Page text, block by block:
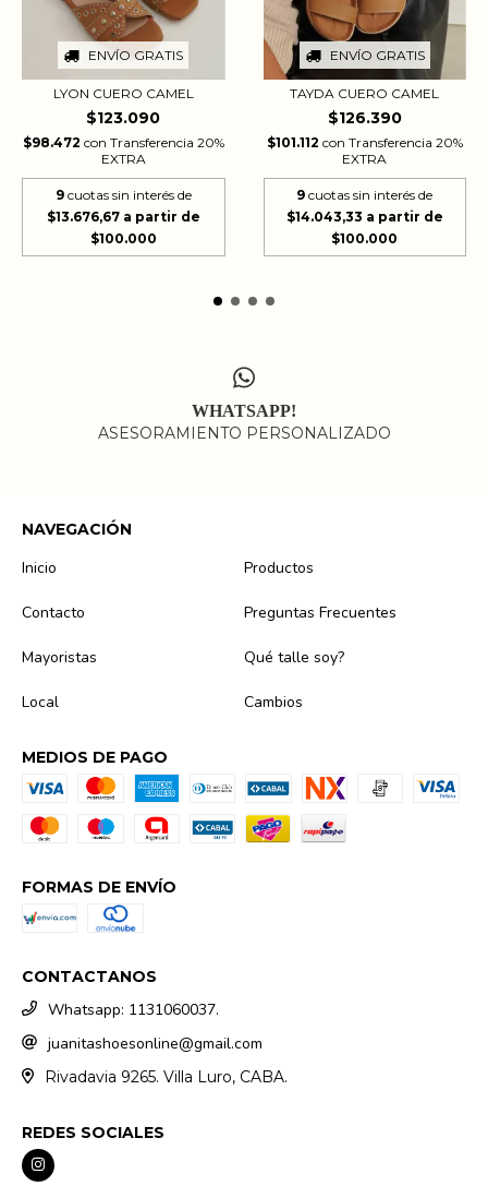
ENVÍO GRATIS
LYON CUERO CAMEL
$123.090
$98.472 con Transferencia 20%
EXTRA
9 cuotas sin interés de
$13.676,67
ENVÍO GRATIS
TAYDA CUERO CAMEL
$126.390
$101.112 con Transferencia 20%
EXTRA
9 cuotas sin interés de
$14.043,33
WHATSAPP!
ASESORAMIENTO PERSONALIZADO
NAVEGACIÓN
Inicio Productos
Contacto Preguntas Frecuentes
Mayoristas Qué talle soy?
Local Cambios
MEDIOS DE PAGO
FORMAS DE ENVÍO
CONTACTANOS
Whatsapp: 1131060037.
juanitashoesonline@gmail.com
Rivadavia 9265. Villa Luro, CABA.
REDES SOCIALES